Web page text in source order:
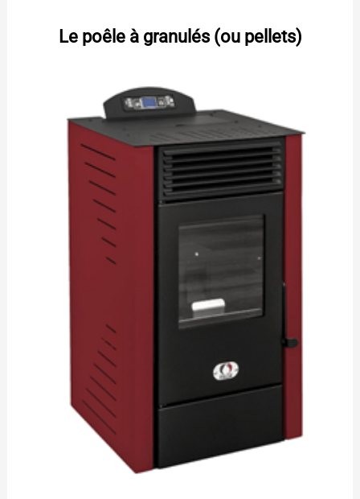
Le poêle à granulés (ou pellets)